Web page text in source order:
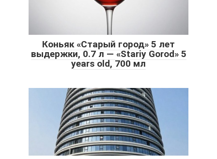
Коньяк «Старый город» 5 лет
выдержки, 0.7 л — «Stariy Gorod» 5
years old, 700 мл